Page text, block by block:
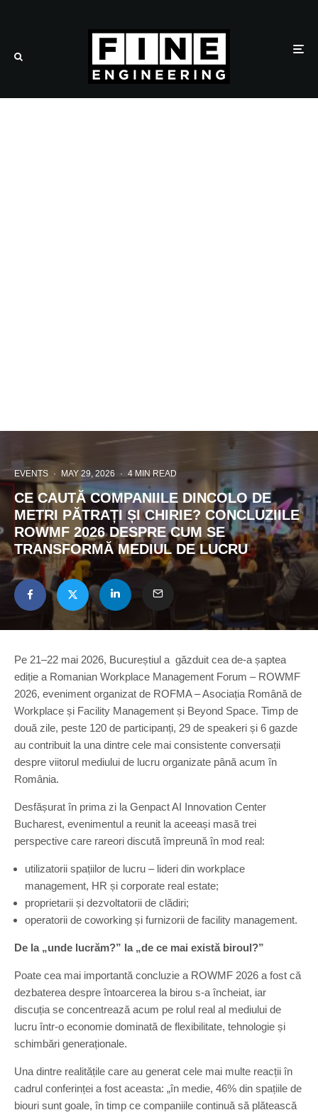
EVENTS · MAY 29, 2026 · 4 MIN READ
CE CAUTĂ COMPANIILE DINCOLO DE
METRI PĂTRAȚI ȘI CHIRIE? CONCLUZIILE
ROWMF 2026 DESPRE CUM SE
TRANSFORMĂ MEDIUL DE LUCRU
Pe 21–22 mai 2026, Bucureștiul a găzduit cea de-a șaptea
ediție a Romanian Workplace Management Forum – ROWMF
2026, eveniment organizat de ROFMA – Asociația Română de
Workplace și Facility Management și Beyond Space. Timp de
două zile, peste 120 de participanți, 29 de speakeri și 6 gazde
au contribuit la una dintre cele mai consistente conversații
despre viitorul mediului de lucru organizate până acum în
România.
Desfășurat în prima zi la Genpact AI Innovation Center
Bucharest, evenimentul a reunit la aceeași masă trei
perspective care rareori discută împreună în mod real:
utilizatorii spațiilor de lucru – lideri din workplace
management, HR și corporate real estate;
proprietarii și dezvoltatorii de clădiri;
operatorii de coworking și furnizorii de facility management.
De la „unde lucrăm?” la „de ce mai există biroul?”
Poate cea mai importantă concluzie a ROWMF 2026 a fost că
dezbaterea despre întoarcerea la birou s-a încheiat, iar
discuția se concentrează acum pe rolul real al mediului de
lucru într-o economie dominată de flexibilitate, tehnologie și
schimbări generaționale.
Una dintre realitățile care au generat cele mai multe reacții în
cadrul conferinței a fost aceasta: „în medie, 46% din spațiile de
biouri sunt goale, în timp ce companiile continuă să plătească